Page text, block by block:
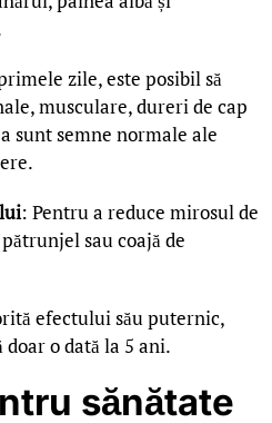
zile, este posibil să
musculare, dureri de cap
sunt semne normale ale
: Pentru a reduce mirosul de
sau coajă de
efectului său puternic,
doar o dată la 5 ani.
sănătate